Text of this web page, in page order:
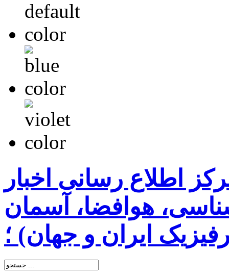
اطلاع رسانی اخبار
هوافضا، آسمان
ایران و جهان) ؛